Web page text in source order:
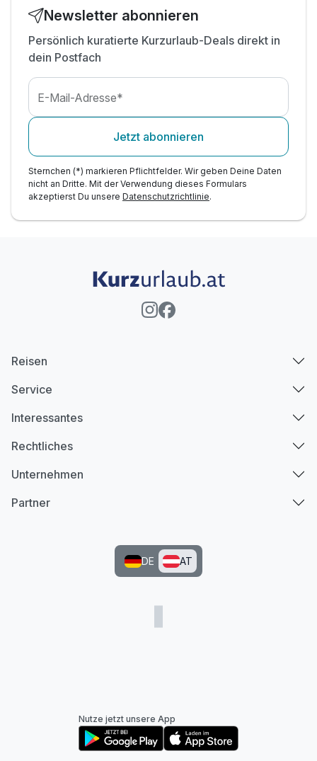
Newsletter abonnieren
Persönlich kuratierte Kurzurlaub-Deals direkt in
dein Postfach
E-Mail-Adresse*
Jetzt abonnieren
Sternchen (*) markieren Pflichtfelder. Wir geben Deine Daten
nicht an Dritte. Mit der Verwendung dieses Formulars
akzeptierst Du unsere Datenschutzrichtlinie.
Reisen
Service
Interessantes
Rechtliches
Unternehmen
Partner
DE AT
Nutze jetzt unsere App